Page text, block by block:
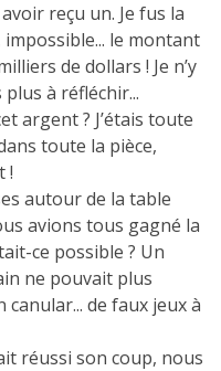
reçu un. Je fus la
le montant
de dollars ! Je n’y
à réfléchir...
argent ? J’étais toute
toute la pièce,
!
autour de la table
avions tous gagné la
ce possible ? Un
ne pouvait plus
canular... de faux jeux à
réussi son coup, nous